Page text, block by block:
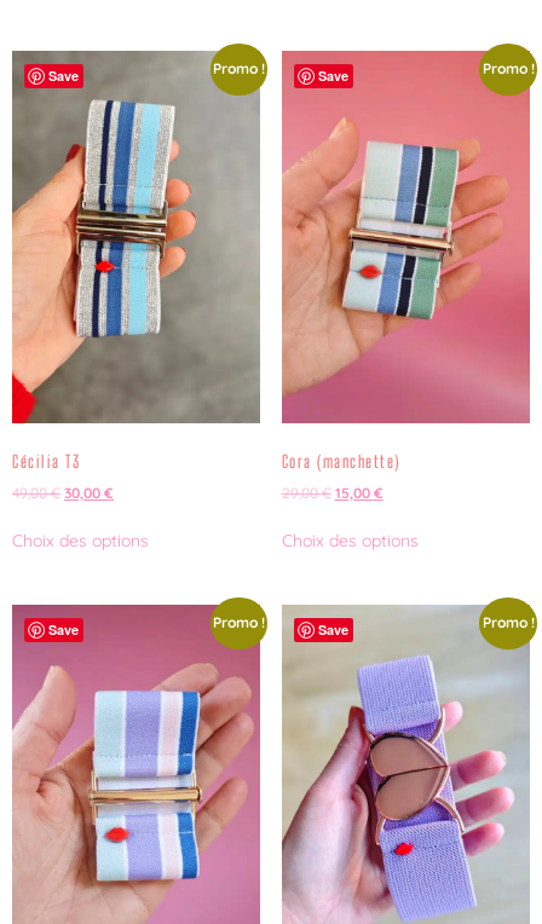
Save Promo !
Cécilia T3
49,00€ 30,00 €
Choix des options
Save Promo !
Cora (manchette)
29,00€ 15,00 €
Choix des options
Save Promo ! Save Promo !